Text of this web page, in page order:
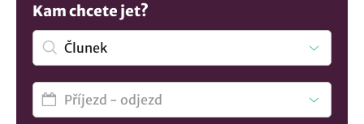
Kam chcete jet?